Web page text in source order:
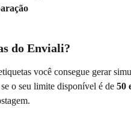
do Enviali?
você consegue gerar
o seu limite disponível é de 50